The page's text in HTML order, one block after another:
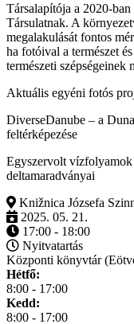
Társalapítója a 2020-
Társulatnak. A
megalakulását fontos
ha fotóival a természet
természeti szépségeinek
Aktuális egyéni fotós
DiverseDanube – a
feltérképezése
Egyszervolt
deltamaradványai
Knižnica Józsefa
2025. 05. 21.
17:00 - 18:00
Nyitvatartás
Központi könyvtár
Hétfő:
8:00 - 17:00
Kedd:
8:00 - 17:00